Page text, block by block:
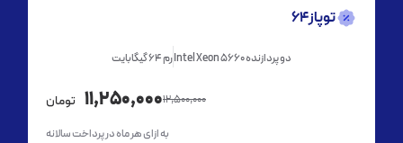
توپاز64
دو پردازنده Intel Xeon 5660 رم 64 گیگابایت
11,250,000 تومان 12,500,000
به ازای هر ماه در پرداخت سالانه